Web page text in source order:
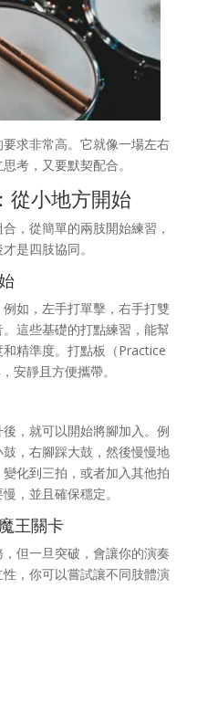
求非常高。它就像一場左右
考，又要默契配合。
從小地方開始
，從簡單的兩肢開始練習，
是四肢協同。
如，左手打單擊，右手打雙
這些基礎的打點練習，能幫
精準度。打點板（Practice
安靜且方便攜帶。
，就可以開始將腳加入。例
，右腳踩大鼓，然後慢慢地
化到三拍，或者加入其他拍
，並且確保穩定。
王關卡
但一旦突破，會讓你的演奏
，你可以嘗試讓不同肢體演